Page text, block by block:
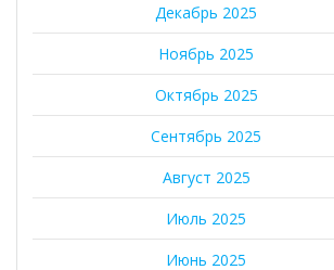
Декабрь 2025
Ноябрь 2025
Октябрь 2025
Сентябрь 2025
Август 2025
Июль 2025
Июнь 2025